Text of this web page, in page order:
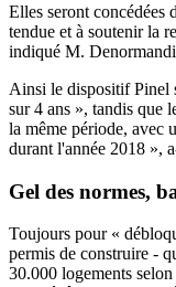
Elles seront concédées
tendue et à soutenir la
indiqué M.
Ainsi le dispositif Pinel
sur 4 ans », tandis que
la même période, avec
durant l'année 2018 »,
Gel des normes,
Toujours pour «
permis de construire -
30.000 logements